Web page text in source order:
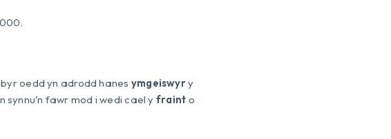
byr oedd yn adrodd hanes ymgeiswyry
synnu’n fawr mod i wedi cael y fraint o